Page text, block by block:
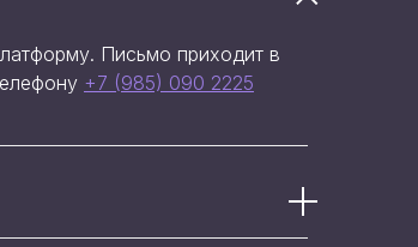
Письмо приходит в
+7 (985) 090 2225